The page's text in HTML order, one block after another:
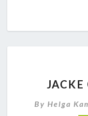
JACKE
By Helga